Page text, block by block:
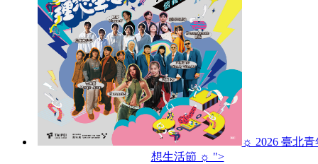
☼ 2026 臺北青
想生活節 ☼ ">